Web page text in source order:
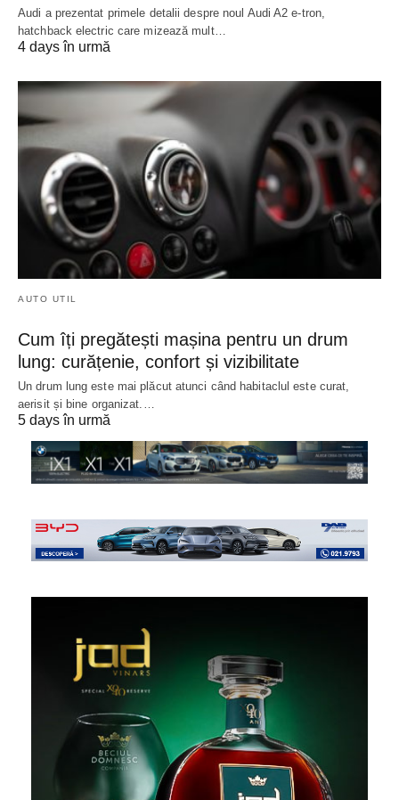
Audi a prezentat primele detalii despre noul Audi A2 e-tron,
hatchback electric care mizează mult…
4 days în urmă
AUTO UTIL
Cum îți pregătești mașina pentru un drum
lung: curățenie, confort și vizibilitate
Un drum lung este mai plăcut atunci când habitaclul este curat,
aerisit și bine organizat.…
5 days în urmă